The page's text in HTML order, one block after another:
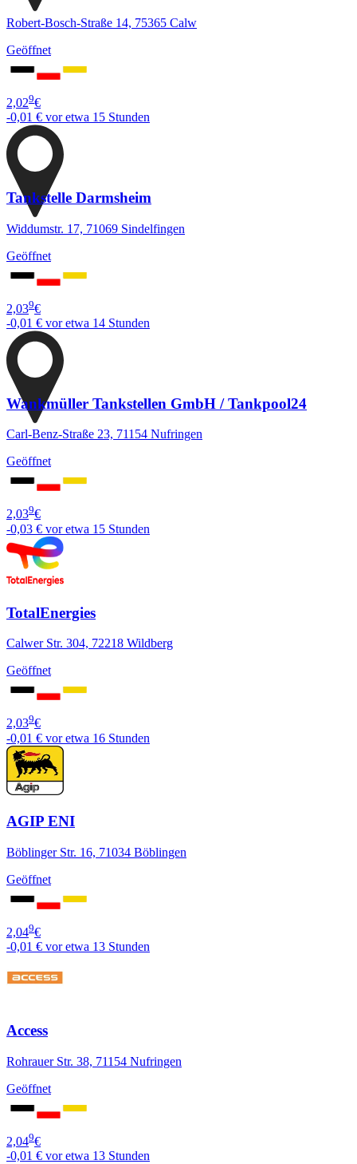
Robert-Bosch-Straße 14, 75365 Calw
Geöffnet
2,029€
-0,01 € vor etwa 15 Stunden
Tankstelle Darmsheim
Widdumstr. 17, 71069 Sindelfingen
Geöffnet
2,039€
-0,01 € vor etwa 14 Stunden
Wankmüller Tankstellen GmbH / Tankpool24
Carl-Benz-Straße 23, 71154 Nufringen
Geöffnet
2,039€
-0,03 € vor etwa 15 Stunden
TotalEnergies
Calwer Str. 304, 72218 Wildberg
Geöffnet
2,039€
-0,01 € vor etwa 16 Stunden
AGIP ENI
Böblinger Str. 16, 71034 Böblingen
Geöffnet
2,049€
-0,01 € vor etwa 13 Stunden
Access
Rohrauer Str. 38, 71154 Nufringen
Geöffnet
2,049€
-0,01 € vor etwa 13 Stunden